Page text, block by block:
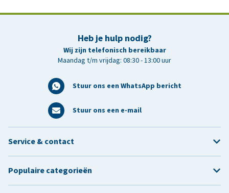
Heb je hulp nodig?
Wij zijn telefonisch bereikbaar
Maandag t/m vrijdag: 08:30 - 13:00 uur
Stuur ons een WhatsApp bericht
Stuur ons een e-mail
Service & contact
Populaire categorieën